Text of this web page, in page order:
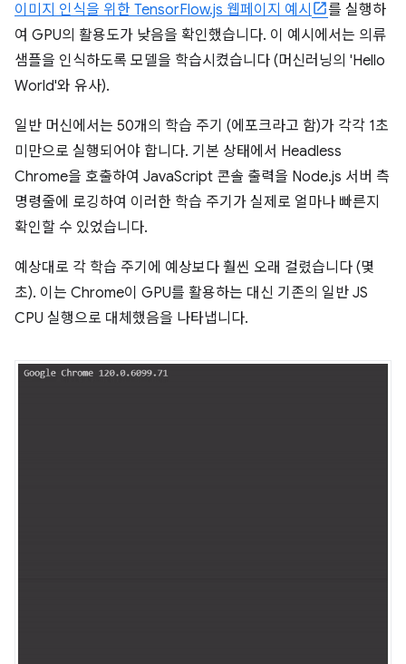
이미지 인식을 위한 TensorFlow.js 웹페이지 예시
를 실행하
여 GPU의 활용도가 낮음을 확인했습니다. 이 예시에서는 의류
샘플을 인식하도록 모델을 학습시켰습니다 (머신러닝의 'Hello
World'와 유사).
일반 머신에서는 50개의 학습 주기 (에포크라고 함)가 각각 1초
미만으로 실행되어야 합니다. 기본 상태에서 Headless
Chrome을 호출하여 JavaScript 콘솔 출력을 Node.js 서버 측
명령줄에 로깅하여 이러한 학습 주기가 실제로 얼마나 빠른지
확인할 수 있었습니다.
예상대로 각 학습 주기에 예상보다 훨씬 오래 걸렸습니다 (몇
초). 이는 Chrome이 GPU를 활용하는 대신 기존의 일반 JS
CPU 실행으로 대체했음을 나타냅니다.